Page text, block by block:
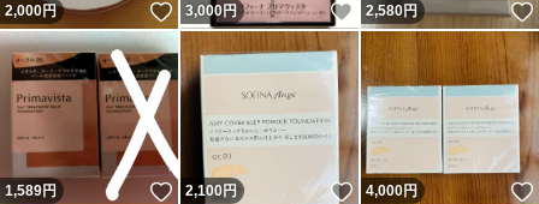
2,000円 いいね！
3,000円 いいね！
2,580円
1,589円 いいね！
2,100円 いいね！
4,000円